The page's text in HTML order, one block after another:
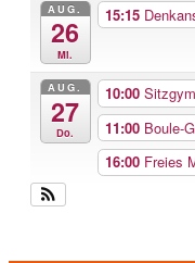
AUG.
26
Mi.
15:15
AUG.
27
Do.
10:00
11:00 Boule-
16:00 Freies